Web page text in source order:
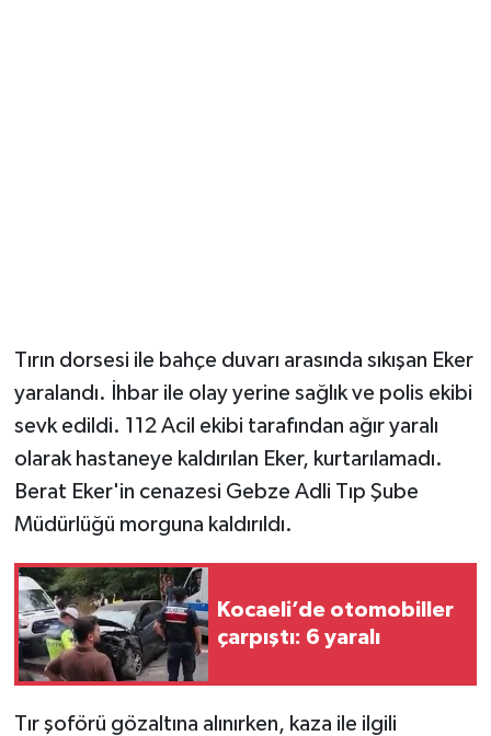
Tırın dorsesi ile bahçe duvarı arasında sıkışan Eker
yaralandı. İhbar ile olay yerine sağlık ve polis ekibi
sevk edildi. 112 Acil ekibi tarafından ağır yaralı
olarak hastaneye kaldırılan Eker, kurtarılamadı.
Berat Eker'in cenazesi Gebze Adli Tıp Şube
Müdürlüğü morguna kaldırıldı.
Kocaeli’de otomobiller
çarpıştı: 6 yaralı
Tır şoförü gözaltına alınırken, kaza ile ilgili